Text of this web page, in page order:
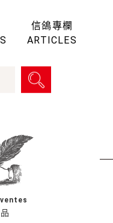
信鴿專欄
ARTICLES